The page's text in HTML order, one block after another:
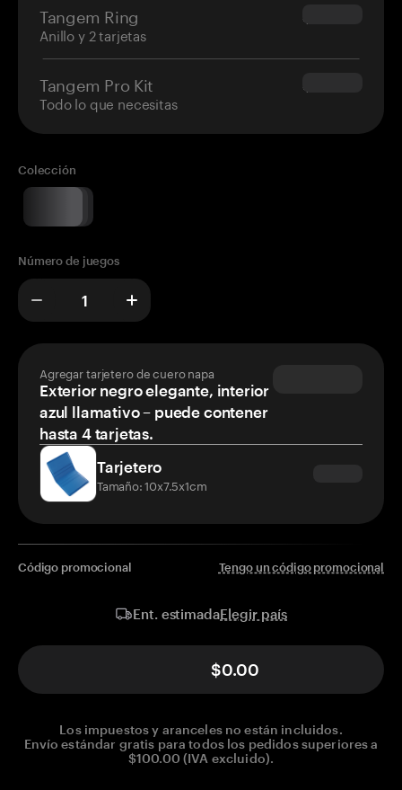
Tangem Ring
Anillo y 2 tarjetas
$160.00
Tangem Pro Kit
Todo lo que necesitas
$180.00
Colección
Número de juegos
Agregar tarjetero de cuero napa
Exterior negro elegante, interior
azul llamativo – puede contener
hasta 4 tarjetas.
Tarjetero
Tamaño: 10x7.5x1cm
Código promocional Tengo un código promocional
Ent. estimadaElegir país
$0.00
Los impuestos y aranceles no están incluidos.
Envío estándar gratis para todos los pedidos superiores a
$100.00 (IVA excluido).